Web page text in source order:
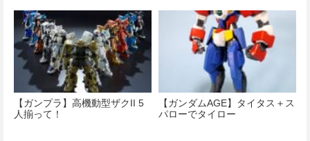
【ガンプラ】高機動型ザクII 5
人揃って！
【ガンダムAGE】タイタス＋ス
パローでタイロー